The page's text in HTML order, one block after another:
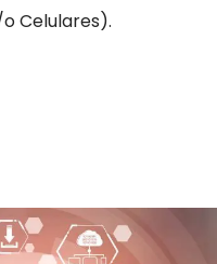
Celulares).